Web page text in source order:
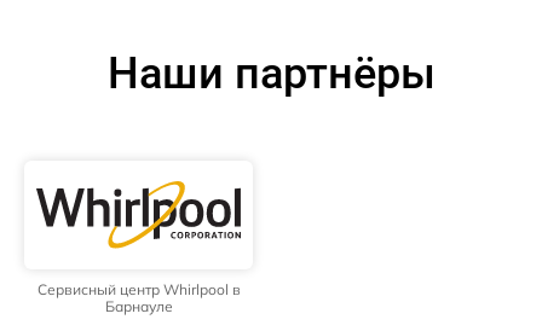
Наши партнёры
Сервисный центр Whirlpool в
Барнауле